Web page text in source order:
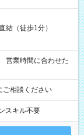
（徒歩1分）
相談ください
スキル不要